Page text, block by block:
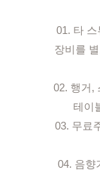
01. 타
장비를
02. 행거,
테이
03. 무료
04. 음향